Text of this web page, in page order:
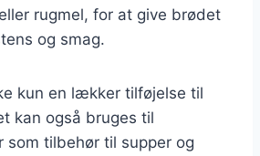
rugmel, for at give brødet
og smag.
kun en lækker tilføjelse til
kan også bruges til
som tilbehør til supper og